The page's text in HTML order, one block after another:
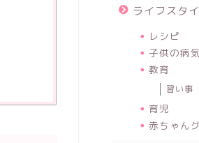
ライフスタ
レシピ
子供の病気
教育
習い事
育児
赤ちゃん